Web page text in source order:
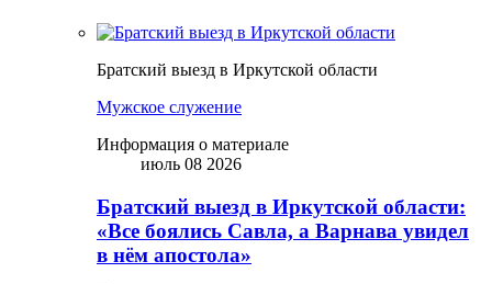
Братский выезд в Иркутской области
Мужское служение
Информация о материале
июль 08 2026
Братский выезд в Иркутской области:
«Все боялись Савла, а Варнава увидел
в нём апостола»